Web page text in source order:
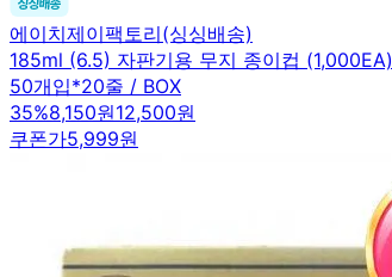
에이치제이팩토리(싱싱배송)
185ml (6.5) 자판기용 무지 종이컵 (1,000EA)
50개입*20줄 / BOX
35%8,150원12,500원
쿠폰가5,999원